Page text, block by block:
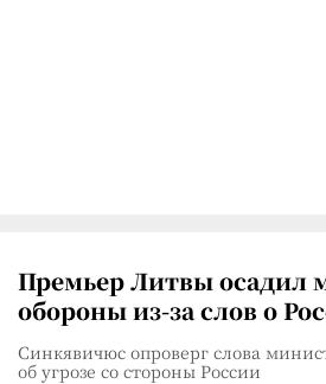
Премьер Литвы осадил
обороны из-за слов о
Синкявичюс опроверг слова
об угрозе со стороны России